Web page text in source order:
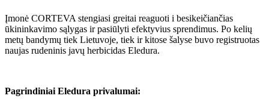
Įmonė CORTEVA stengiasi greitai reaguoti i besikeičiančias
ūkininkavimo sąlygas ir pasiūlyti efektyvius sprendimus. Po kelių
metų bandymų tiek Lietuvoje, tiek ir kitose šalyse buvo registruotas
naujas rudeninis javų herbicidas Eledura.
Pagrindiniai Eledura privalumai: